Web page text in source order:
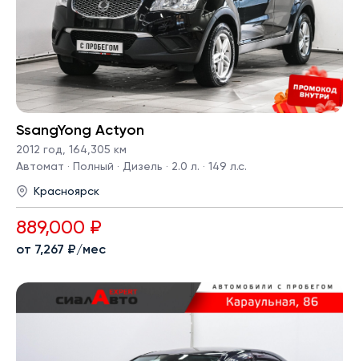
SsangYong Actyon
2012 год
164,305 км
Автомат · Полный · Дизель · 2.0 л. · 149 л.с.
Красноярск
889,000 ₽
от 7,267 ₽/мес